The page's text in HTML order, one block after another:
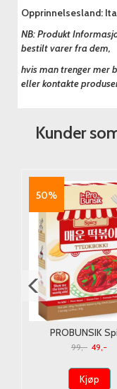
Opprinnelsesland:
NB: Produkt
bestilt varer fra dem,
hvis man trenger mer
eller kontakte
Kunder
50%
PROBUNSIK
Tteokbokki ((
99,- 49,-
Kjøp